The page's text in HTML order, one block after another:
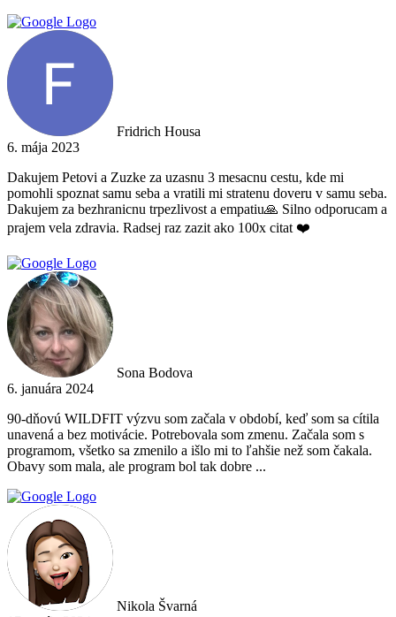
Fridrich Housa
6. mája 2023
Dakujem Petovi a Zuzke za uzasnu 3 mesacnu cestu, kde mi
pomohli spoznat samu seba a vratili mi stratenu doveru v samu seba.
Dakujem za bezhranicnu trpezlivost a empatiu🙏 Silno odporucam a
prajem vela zdravia. Radsej raz zazit ako 100x citat ❤️
Sona Bodova
6. januára 2024
90-dňovú WILDFIT výzvu som začala v období, keď som sa cítila
unavená a bez motivácie. Potrebovala som zmenu. Začala som s
programom, všetko sa zmenilo a išlo mi to ľahšie než som čakala.
Obavy som mala, ale program bol tak dobre ...
Nikola Švarná